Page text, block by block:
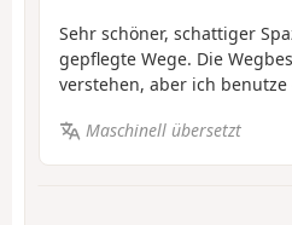
Sehr schöner, schattiger
gepflegte Wege. Die
verstehen, aber ich
Maschinell übersetzt